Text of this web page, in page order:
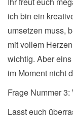
ich bin ein
umsetzen muss,
mit vollem
wichtig. Aber
im Moment nicht
Frage Nummer 3:
Lasst euch